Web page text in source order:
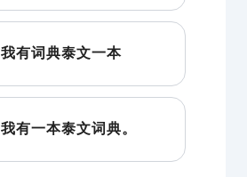
我有词典泰文一本
我有一本泰文词典。